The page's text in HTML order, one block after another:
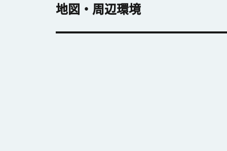
地図・周辺環境